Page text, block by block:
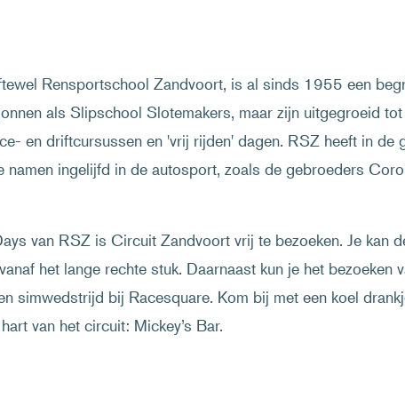
Rensportschool Zandvoort, is al sinds 1955 een
als Slipschool Slotemakers, maar zijn uitgegroeid
en driftcursussen en 'vrij rijden' dagen. RSZ heeft in de
namen ingelijfd in de autosport, zoals de gebroeders
van RSZ is Circuit Zandvoort vrij te bezoeken. Je kan
het lange rechte stuk. Daarnaast kun je het bezoeken
simwedstrijd bij Racesquare. Kom bij met een koel
van het circuit: Mickey’s Bar.